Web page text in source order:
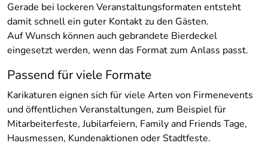
Gerade bei lockeren Veranstaltungsformaten entsteht
damit schnell ein guter Kontakt zu den Gästen.
Auf Wunsch können auch gebrandete Bierdeckel
eingesetzt werden, wenn das Format zum Anlass passt.
Passend für viele Formate
Karikaturen eignen sich für viele Arten von Firmenevents
und öffentlichen Veranstaltungen, zum Beispiel für
Mitarbeiterfeste, Jubilarfeiern, Family and Friends Tage,
Hausmessen, Kundenaktionen oder Stadtfeste.